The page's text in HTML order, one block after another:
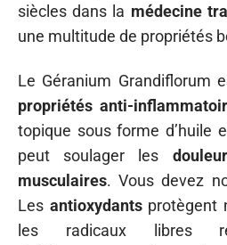
siècles dans la médecine
une multitude de propriétés
Le Géranium Grandiflorum
propriétés anti-
topique sous forme d’huile
peut soulager les
musculaires. Vous devez
Les antioxydantsprotègent
les radicaux libres